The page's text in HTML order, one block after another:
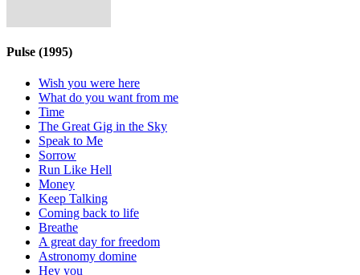
Pulse (1995)
Wish you were here
What do you want from me
Time
The Great Gig in the Sky
Speak to Me
Sorrow
Run Like Hell
Money
Keep Talking
Coming back to life
Breathe
A great day for freedom
Astronomy domine
Hey you